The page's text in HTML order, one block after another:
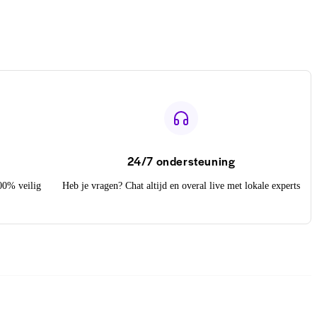
veilig
24/7 ondersteuning
Heb je vragen? Chat altijd en overal live met lokale experts